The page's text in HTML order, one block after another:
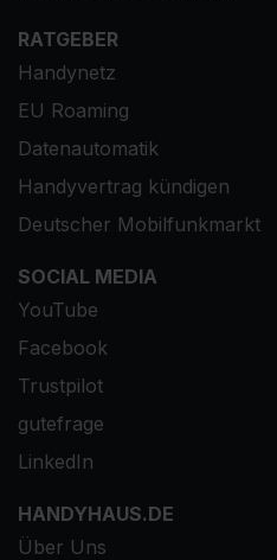
RATGEBER
Handynetz
EU Roaming
Datenautomatik
Handyvertrag kündigen
Deutscher Mobilfunkmarkt
SOCIAL MEDIA
YouTube
Facebook
Trustpilot
gutefrage
LinkedIn
HANDYHAUS.DE
Über Uns